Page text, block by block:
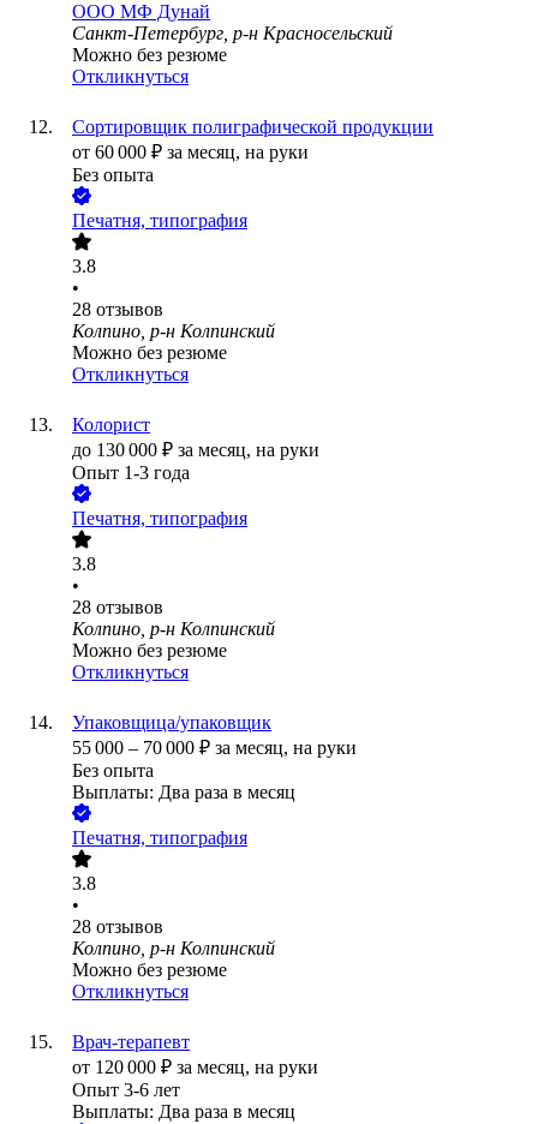
ООО МФ Дунай
Санкт-Петербург, р-н Красносельский
Можно без резюме
Откликнуться
Сортировщик полиграфической продукции
от 60 000 ₽ за месяц, на руки
Без опыта
Печатня, типография
3.8
•
28 отзывов
Колпино, р-н Колпинский
Можно без резюме
Откликнуться
Колорист
до 130 000 ₽ за месяц, на руки
Опыт 1-3 года
Печатня, типография
3.8
•
28 отзывов
Колпино, р-н Колпинский
Можно без резюме
Откликнуться
Упаковщица/упаковщик
55 000 – 70 000 ₽ за месяц, на руки
Без опыта
Выплаты: Два раза в месяц
Печатня, типография
3.8
•
28 отзывов
Колпино, р-н Колпинский
Можно без резюме
Откликнуться
Врач-терапевт
от 120 000 ₽ за месяц, на руки
Опыт 3-6 лет
Выплаты: Два раза в месяц